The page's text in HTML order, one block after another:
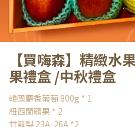
【買嗨森】精緻水
果禮盒 /中秋禮盒
韓國麝香葡萄 800g * 1
紐西蘭蘋果 * 2
甘露梨 23A-26A *2